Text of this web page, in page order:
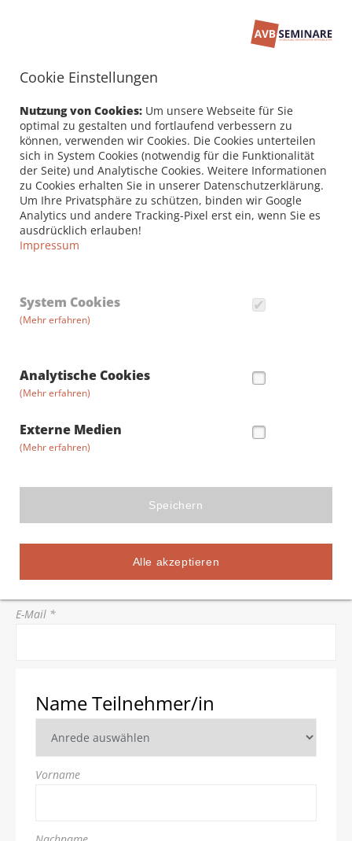
Cookie Einstellungen
Nutzung von Cookies: Um unsere Webseite für Sie
optimal zu gestalten und fortlaufend verbessern zu
können, verwenden wir Cookies. Die Cookies unterteilen
sich in System Cookies (notwendig für die Funktionalität
der Seite) und Analytische Cookies. Weitere Informationen
zu Cookies erhalten Sie in unserer Datenschutzerklärung.
Um Ihre Privatsphäre zu schützen, binden wir Google
Analytics und andere Tracking-Pixel erst ein, wenn Sie es
ausdrücklich erlauben!
Impressum
System Cookies
(Mehr erfahren)
Analytische Cookies
(Mehr erfahren)
Externe Medien
(Mehr erfahren)
Speichern
Alle akzeptieren
Seminarbuchung
PERSÖNLICHE DATEN /
RECHNUNGSANSCHRIFT
Firma
Vorname *
Stadt *
E-Mail *
Name Teilnehmer/in
Vorname